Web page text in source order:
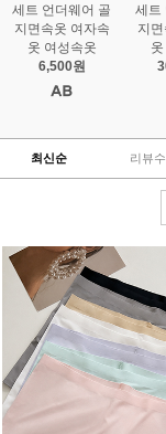
세트 언더웨어 골
지면속옷 여자속
옷 여성속옷
6,500원
세트
지
최신순 리뷰수